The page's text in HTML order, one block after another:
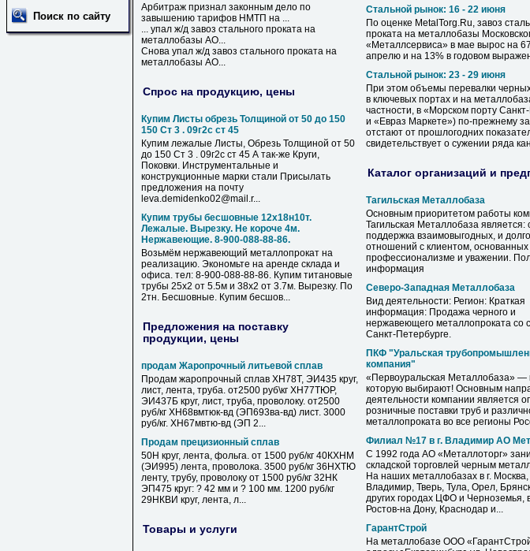
Поиск по сайту
Арбитраж признал законным дело по
завышению тарифов НМТП на ...
... упал ж/д завоз стального проката на
металлобазы АО...
Снова упал ж/д завоз стального проката на
металлобазы АО...
Спрос на продукцию, цены
Купим Листы обрезь Толщиной от 50 до 150
150 Ст 3 . 09г2с ст 45
Купим лежалые Листы, Обрезь Толщиной от 50
до 150 Ст 3 . 09г2с ст 45 А так-же Круги,
Поковки. Инструментальные и
конструкционные марки стали Присылать
предложения на почту
leva.demidenko02@mail.r...
Купим трубы бесшовные 12х18н10т.
Лежалые. Вырезку. Не короче 4м.
Нержавеющие. 8-900-088-88-86.
Возьмём нержавеющий металлопрокат на
реализацию. Экономьте на аренде склада и
офиса. тел: 8-900-088-88-86. Купим титановые
трубы 25х2 от 5.5м и 38х2 от 3.7м. Вырезку. По
2тн. Бесшовные. Купим бесшов...
Предложения на поставку
продукции, цены
продам Жаропрочный литьевой сплав
Продам жаропрочный сплав ХН78Т, ЭИ435 круг,
лист, лента, труба. от2500 руб\кг ХН77ТЮР,
ЭИ437Б круг, лист, труба, проволоку. от2500
руб/кг ХН68вмтюк-вд (ЭП693ва-вд) лист. 3000
руб/кг. ХН67мвтю-вд (ЭП 2...
Продам прецизионный сплав
50Н круг, лента, фольга. от 1500 руб/кг 40КХНМ
(ЭИ995) лента, проволока. 3500 руб/кг 36НХТЮ
ленту, трубу, проволоку от 1500 руб/кг 32НК
ЭП475 круг: ? 42 мм и ? 100 мм. 1200 руб/кг
29НКВИ круг, лента, л...
Товары и услуги
Стальной рынок: 16 - 22 июня
По оценке MetalTorg.Ru, завоз
проката на металлобазы
«Металлсервиса» в мае вырос на
апрелю и на 13% в годовом
Стальной рынок: 23 - 29 июня
При этом объемы перевалки
в ключевых портах и на
частности, в «Морском порту
и «Евраз Маркете») по-прежнему
отстают от прошлогодних
свидетельствует о сужении ряда
Каталог организаций и
Тагильская Металлобаза
Основным приоритетом работы
Тагильская Металлобаза является:
поддержка взаимовыгодных, и
отношений с клиентом,
профессионализме и уважении.
информация
Северо-Западная Металлобаза
Вид деятельности: Регион: Краткая
информация: Продажа черного и
нержавеющего металлопроката со
Санкт-Петербурге.
ПКФ "Уральская
компания"
«Первоуральская Металлобаза» —
которую выбирают! Основным
деятельности компании является
розничные поставки труб и
металлопроката во все регионы
Филиал №17 в г. Владимир АО
С 1992 года АО «Металлоторг»
складской торговлей черным
На наших металлобазах в г. Москва,
Владимир, Тверь, Тула, Орел,
других городах ЦФО и Черноземья,
Ростов-на Дону, Краснодар и...
ГарантСтрой
На металлобазе ООО